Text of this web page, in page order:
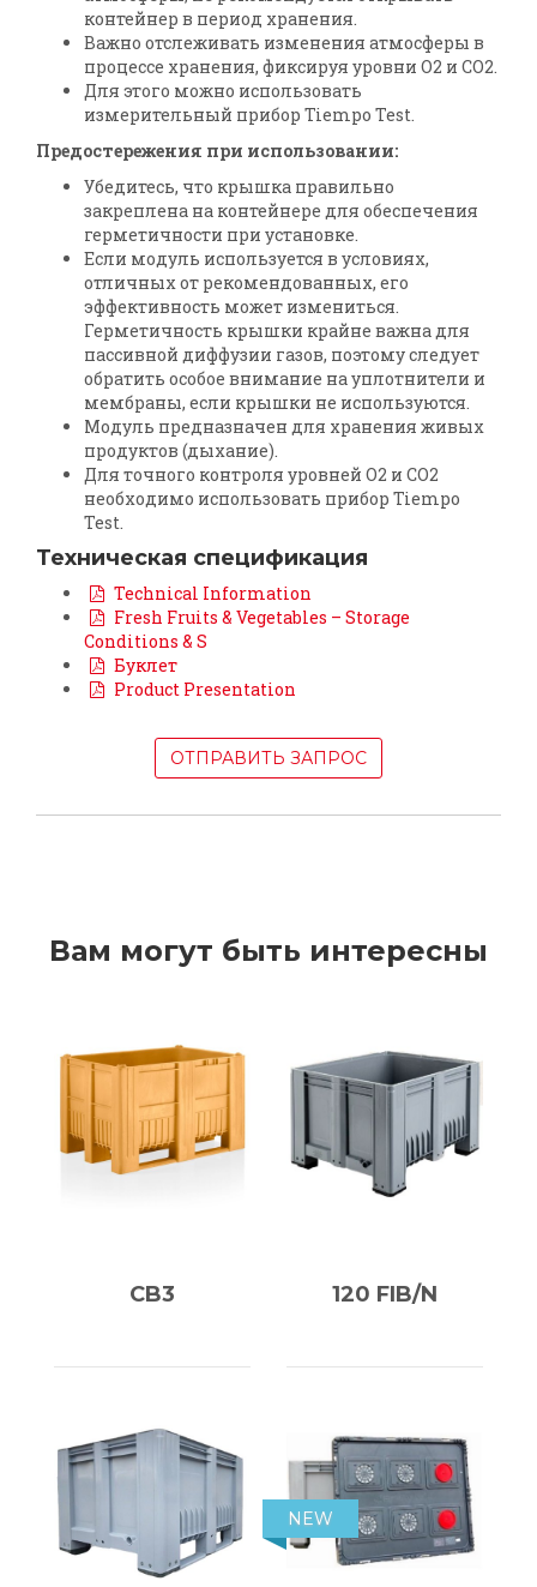
контейнер в период хранения.
Важно отслеживать изменения атмосферы в
процессе хранения, фиксируя уровни O2 и CO2.
Для этого можно использовать
измерительный прибор Tiempo Test.
Предостережения при использовании:
Убедитесь, что крышка правильно
закреплена на контейнере для обеспечения
герметичности при установке.
Если модуль используется в условиях,
отличных от рекомендованных, его
эффективность может измениться.
Герметичность крышки крайне важна для
пассивной диффузии газов, поэтому следует
обратить особое внимание на уплотнители и
мембраны, если крышки не используются.
Модуль предназначен для хранения живых
продуктов (дыхание).
Для точного контроля уровней O2 и CO2
необходимо использовать прибор Tiempo
Test.
Техническая спецификация
Technical Information
Fresh Fruits & Vegetables – Storage
Conditions & S
Буклет
Product Presentation
ОТПРАВИТЬ ЗАПРОС
Вам могут быть интересны
CB3 120 FIB/N
NEW